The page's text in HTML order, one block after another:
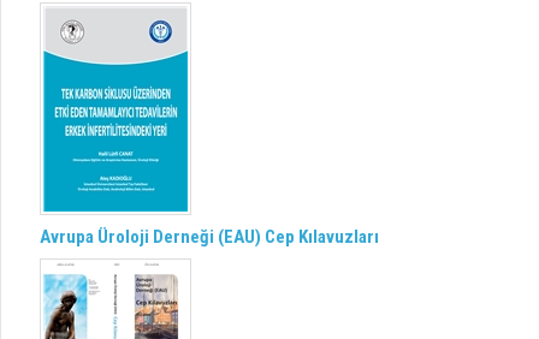
Avrupa Üroloji Derneği (EAU) Cep Kılavuzları